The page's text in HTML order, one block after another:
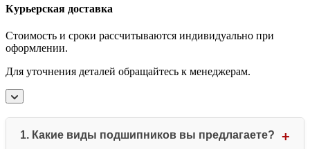
Курьерская доставка
Стоимость и сроки рассчитываются индивидуально при
оформлении.
Для уточнения деталей обращайтесь к менеджерам.
1. Какие виды подшипников вы предлагаете?